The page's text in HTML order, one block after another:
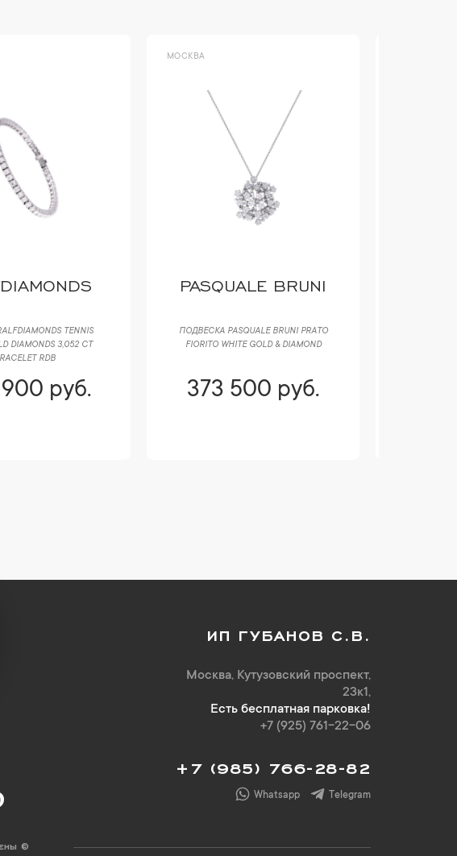
TENNIS
DIAMONDS 3,052 CT
RDB
руб.
МОСКВА
PASQUALE BRUNI
ПОДВЕСКА PASQUALE BRUNI РRАTО
FIORITO WHITE GOLD & DIAMOND
373 500 руб.
ИП ГУБАНОВ С.В.
Москва, Кутузовский проспект,
23к1,
Есть бесплатная парковка!
+7 (925) 761-22-06
+7 (985) 766-28-82
Whatsapp Telegram
©